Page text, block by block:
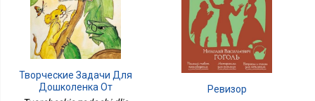
Творческие Задачи Для
Дошколенка От
Маленького Львенка
Ревизор